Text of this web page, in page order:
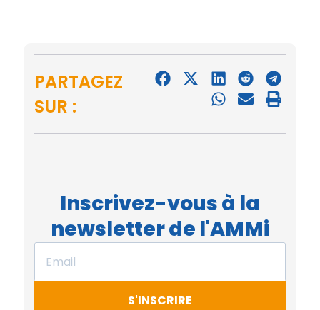
PARTAGEZ
SUR :
Inscrivez-vous à la
newsletter de l'AMMi
S'INSCRIRE